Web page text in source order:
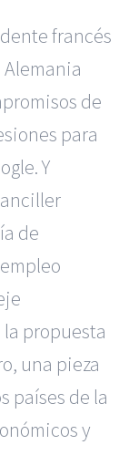
francés
de
para
Y
de
propuesta
una pieza
países de la
y